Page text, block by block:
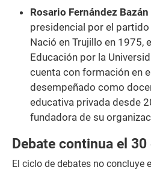
Rosario Fernández Bazán
presidencial por el partido
Nació en Trujillo en 1975,
Educación por la
cuenta con formación en
desempeñado como
educativa privada desde
fundadora de su
Debate continua el 30
El ciclo de debates no concluye